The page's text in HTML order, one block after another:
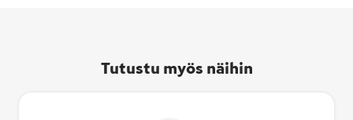
Tutustu myös näihin